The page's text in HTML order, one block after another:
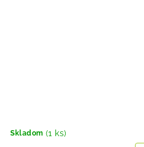
Skladom (1 ks)